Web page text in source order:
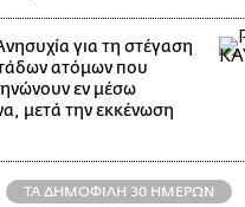
για τη στέγαση
ατόμων που
εν μέσω
μετά την εκκένωση
ΤΑ ΔΗΜΟΦΙΛΗ 30 ΗΜΕΡΩΝ